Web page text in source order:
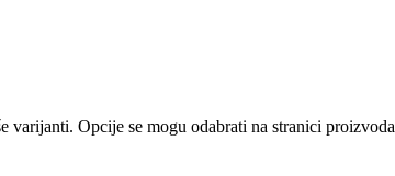
varijanti. Opcije se mogu odabrati na stranici proizvoda